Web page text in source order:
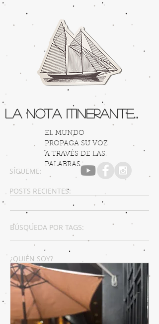
La Nota Itinerante...
EL MUNDO
PROPAGA SU VOZ
A TRAVÉS DE LAS
PALABRAS...
SÍGUEME:
POSTS RECIENTES:
BÚSQUEDA POR TAGS:
¿QUIÉN SOY?